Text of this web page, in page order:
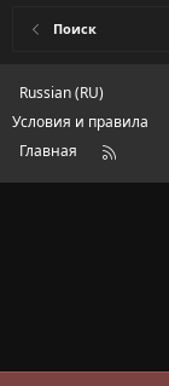
Поиск
Russian (RU)
Условия и правила
Главная
R